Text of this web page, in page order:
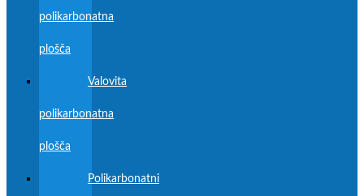
polikarbonatna
plošča
Valovita
polikarbonatna
plošča
Polikarbonatni